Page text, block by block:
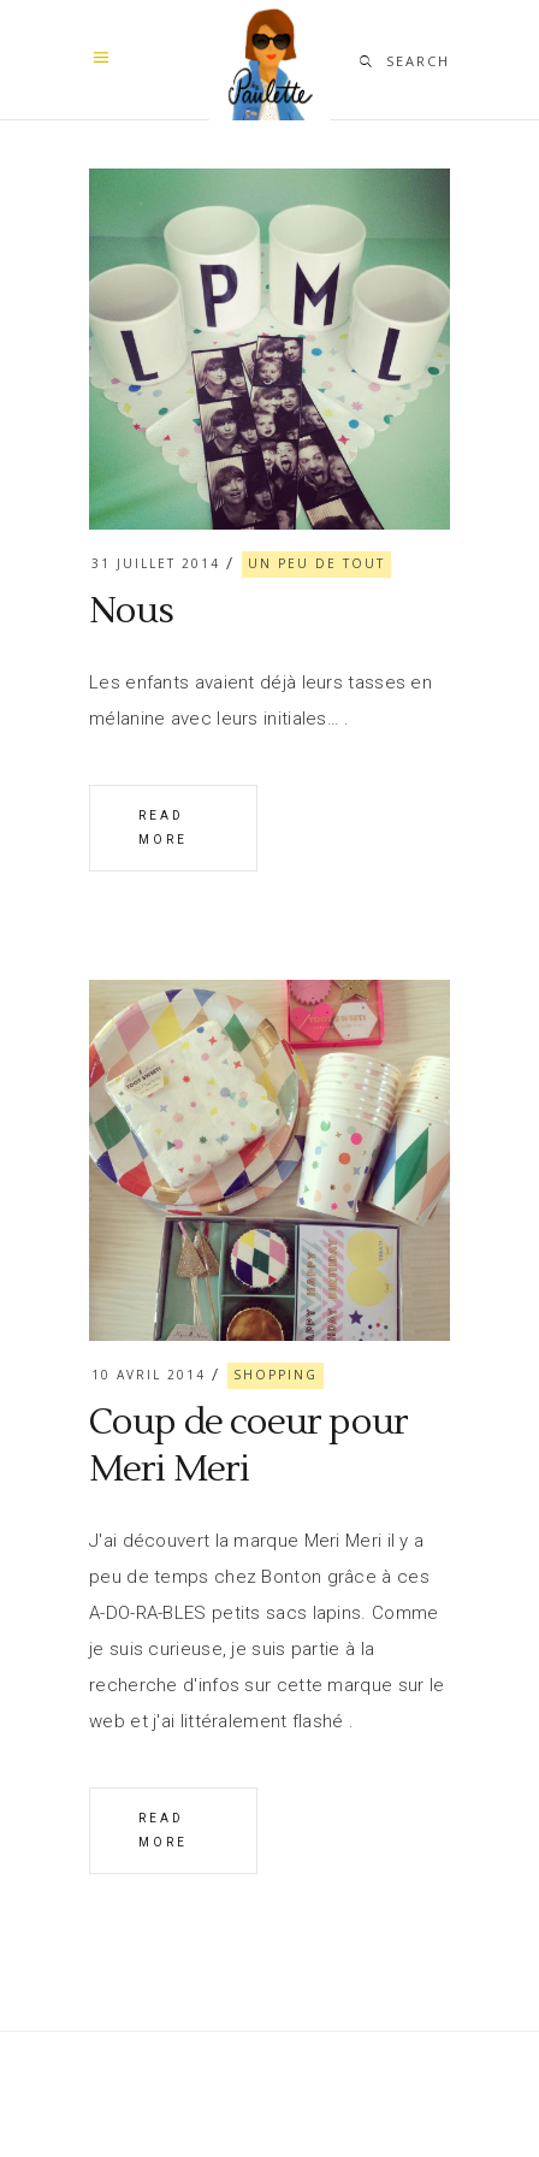
SEARCH
31 JUILLET 2014 UN PEU DE TOUT
Nous
Les enfants avaient déjà leurs tasses en
mélanine avec leurs initiales…
READ
MORE
10 AVRIL 2014 SHOPPING
Coup de coeur pour
Meri Meri
J'ai découvert la marque Meri Meri il y a
peu de temps chez Bonton grâce à ces
A-DO-RA-BLES petits sacs lapins. Comme
je suis curieuse, je suis partie à la
recherche d'infos sur cette marque sur le
web et j'ai littéralement flashé
READ
MORE